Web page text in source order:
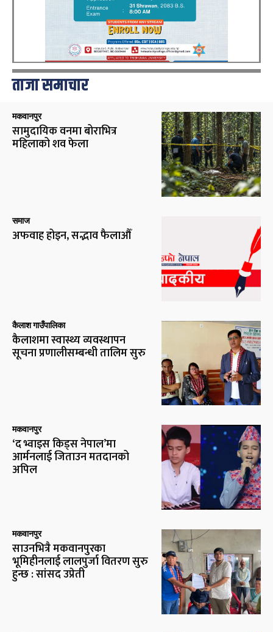
ताजा समाचार
मकवानपुर
सामुदायिक वनमा बोराभित्र
महिलाको शव फेला
समाज
अफवाह होइन, सद्भाव फैलाऔँ
कैलाश गाउँपालिका
कैलाशमा स्वास्थ्य व्यवस्थापन
सूचना प्रणालीसम्बन्धी तालिम सुरु
मकवानपुर
‘द भ्वाइस किड्स नेपाल’मा
आर्मनलाई जिताउन मतदानको
अपिल
मकवानपुर
साउनभित्रै मकवानपुरका
भूमिहीनलाई लालपुर्जा वितरण सुरु
हुन्छ : सांसद उप्रेती